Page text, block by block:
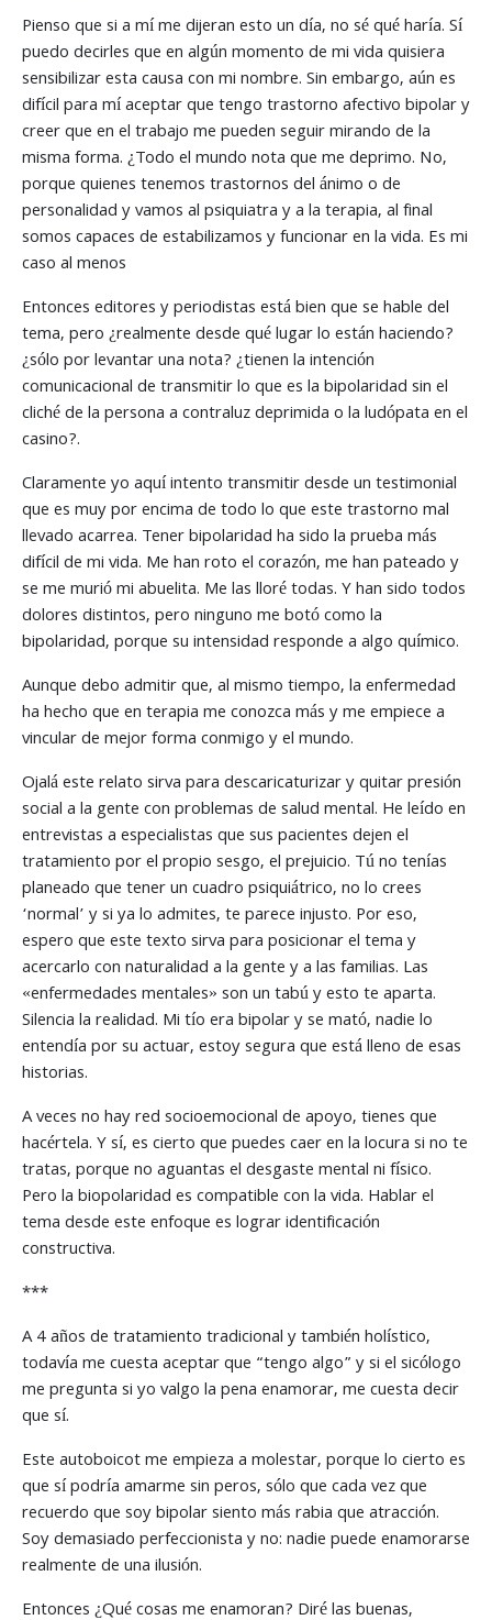
Pienso que si a mí me dijeran esto un día, no sé qué haría. Sí
puedo decirles que en algún momento de mi vida quisiera
sensibilizar esta causa con mi nombre. Sin embargo, aún es
difícil para mí aceptar que tengo trastorno afectivo bipolar y
creer que en el trabajo me pueden seguir mirando de la
misma forma. ¿Todo el mundo nota que me deprimo. No,
porque quienes tenemos trastornos del ánimo o de
personalidad y vamos al psiquiatra y a la terapia, al final
somos capaces de estabilizamos y funcionar en la vida. Es mi
caso al menos
Entonces editores y periodistas está bien que se hable del
tema, pero ¿realmente desde qué lugar lo están haciendo?
¿sólo por levantar una nota? ¿tienen la intención
comunicacional de transmitir lo que es la bipolaridad sin el
cliché de la persona a contraluz deprimida o la ludópata en el
casino?.
Claramente yo aquí intento transmitir desde un testimonial
que es muy por encima de todo lo que este trastorno mal
llevado acarrea. Tener bipolaridad ha sido la prueba más
difícil de mi vida. Me han roto el corazón, me han pateado y
se me murió mi abuelita. Me las lloré todas. Y han sido todos
dolores distintos, pero ninguno me botó como la
bipolaridad, porque su intensidad responde a algo químico.
Aunque debo admitir que, al mismo tiempo, la enfermedad
ha hecho que en terapia me conozca más y me empiece a
vincular de mejor forma conmigo y el mundo.
Ojalá este relato sirva para descaricaturizar y quitar presión
social a la gente con problemas de salud mental. He leído en
entrevistas a especialistas que sus pacientes dejen el
tratamiento por el propio sesgo, el prejuicio. Tú no tenías
planeado que tener un cuadro psiquiátrico, no lo crees
‘normal’ y si ya lo admites, te parece injusto. Por eso,
espero que este texto sirva para posicionar el tema y
acercarlo con naturalidad a la gente y a las familias. Las
«enfermedades mentales» son un tabú y esto te aparta.
Silencia la realidad. Mi tío era bipolar y se mató, nadie lo
entendía por su actuar, estoy segura que está lleno de esas
historias.
A veces no hay red socioemocional de apoyo, tienes que
hacértela. Y sí, es cierto que puedes caer en la locura si no te
tratas, porque no aguantas el desgaste mental ni físico.
Pero la biopolaridad es compatible con la vida. Hablar el
tema desde este enfoque es lograr identificación
constructiva.
***
A 4 años de tratamiento tradicional y también holístico,
todavía me cuesta aceptar que “tengo algo” y si el sicólogo
me pregunta si yo valgo la pena enamorar, me cuesta decir
que sí.
Este autoboicot me empieza a molestar, porque lo cierto es
que sí podría amarme sin peros, sólo que cada vez que
recuerdo que soy bipolar siento más rabia que atracción.
Soy demasiado perfeccionista y no: nadie puede enamorarse
realmente de una ilusión.
Entonces ¿Qué cosas me enamoran? Diré las buenas,